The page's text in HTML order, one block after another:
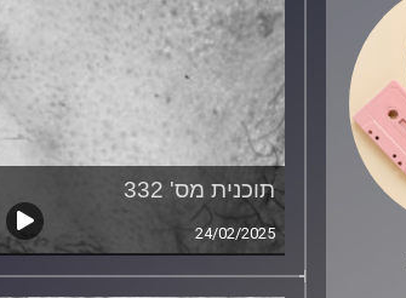
תוכנית מס' 332
24/02/2025